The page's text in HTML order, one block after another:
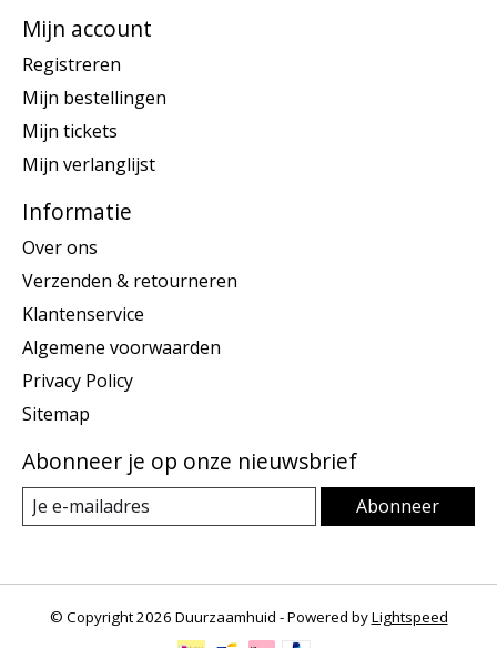
Mijn account
Registreren
Mijn bestellingen
Mijn tickets
Mijn verlanglijst
Informatie
Over ons
Verzenden & retourneren
Klantenservice
Algemene voorwaarden
Privacy Policy
Sitemap
Abonneer je op onze nieuwsbrief
Abonneer
© Copyright 2026 Duurzaamhuid - Powered byLightspeed